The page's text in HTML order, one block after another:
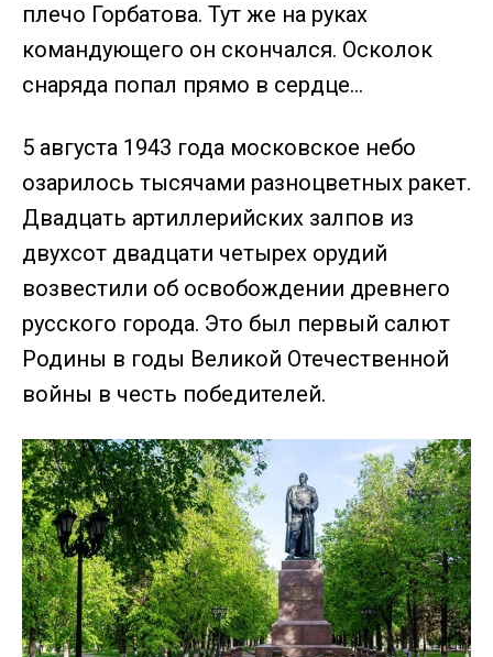
плечо Горбатова. Тут же на руках
командующего он скончался. Осколок
снаряда попал прямо в сердце…
5 августа 1943 года московское небо
озарилось тысячами разноцветных ракет.
Двадцать артиллерийских залпов из
двухсот двадцати четырех орудий
возвестили об освобождении древнего
русского города. Это был первый салют
Родины в годы Великой Отечественной
войны в честь победителей.